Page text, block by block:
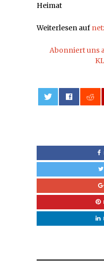
Heimat
Weiterlesen auf
Abonniert uns